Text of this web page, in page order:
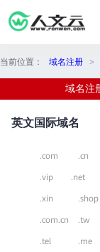
当前位置： 域名注册 >
域名注
英文国际域名
.com .cn
.vip .net
.xin .shop
.com.cn .tw
.tel .me